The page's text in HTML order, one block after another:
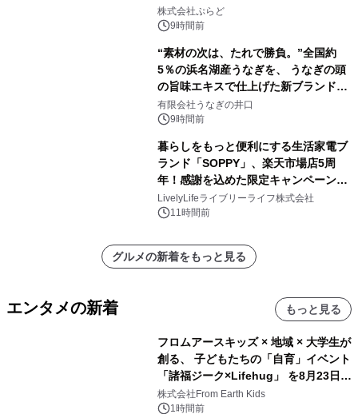
きで Villa Mon Temps AWAJIの連泊
素泊りプラン
株式会社ぷらど
9時間前
“素材の次は、たれで勝負。”全国約
5％の浜名湖産うなぎを、 うなぎの頭
の旨味エキスで仕上げた新ブランド
「井口の誉」誕生
有限会社うなぎの井口
9時間前
暮らしをもっと便利にする生活家電ブ
ランド「SOPPY」、楽天市場店5周
年！感謝を込めた限定キャンペーンを
8月10日より開催
LivelyLifeライブリーライフ株式会社
11時間前
グルメの新着をもっと見る
エンタメの新着 もっと見る
フロムアースキッズ × 地域 × 大学生が
創る、 子どもたちの「自育」イベント
「諸福ジーク×Lifehug」 を8月23日
(日)開催
株式会社From Earth Kids
1時間前